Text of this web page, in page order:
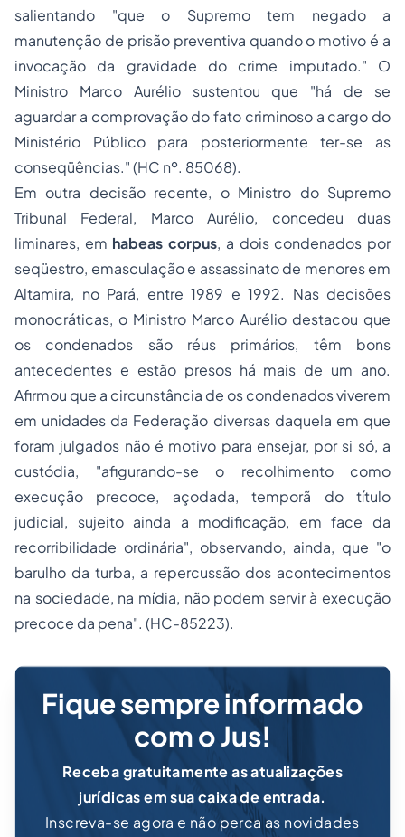
salientando "que o Supremo tem negado a
manutenção de prisão preventiva quando o motivo é a
invocação da gravidade do crime imputado." O
Ministro Marco Aurélio sustentou que "há de se
aguardar a comprovação do fato criminoso a cargo do
Ministério Público para posteriormente ter-se as
conseqüências." (HC nº. 85068).
Em outra decisão recente, o Ministro do Supremo
Tribunal Federal, Marco Aurélio, concedeu duas
liminares, em habeas corpus, a dois condenados por
seqüestro, emasculação e assassinato de menores em
Altamira, no Pará, entre 1989 e 1992. Nas decisões
monocráticas, o Ministro Marco Aurélio destacou que
os condenados são réus primários, têm bons
antecedentes e estão presos há mais de um ano.
Afirmou que a circunstância de os condenados viverem
em unidades da Federação diversas daquela em que
foram julgados não é motivo para ensejar, por si só, a
custódia, "afigurando-se o recolhimento como
execução precoce, açodada, temporã do título
judicial, sujeito ainda a modificação, em face da
recorribilidade ordinária", observando, ainda, que "o
barulho da turba, a repercussão dos acontecimentos
na sociedade, na mídia, não podem servir à execução
precoce da pena". (HC-85223).
Fique sempre informado
com o Jus!
Receba gratuitamente as atualizações
jurídicas em sua caixa de entrada.
Inscreva-se agora e não perca as novidades